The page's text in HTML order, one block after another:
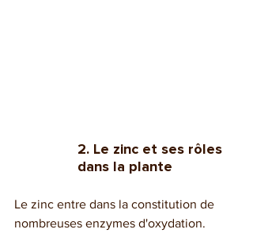
2. Le zinc et ses rôles
dans la plante
Le zinc entre dans la constitution de
nombreuses enzymes d'oxydation.